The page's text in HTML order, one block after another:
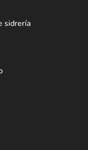
sidrería